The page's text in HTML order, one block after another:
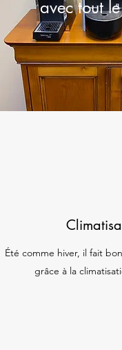
avec tout
Été comme hiver, il fait
grâce à la